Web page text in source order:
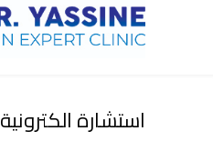
استشارة الكترونية